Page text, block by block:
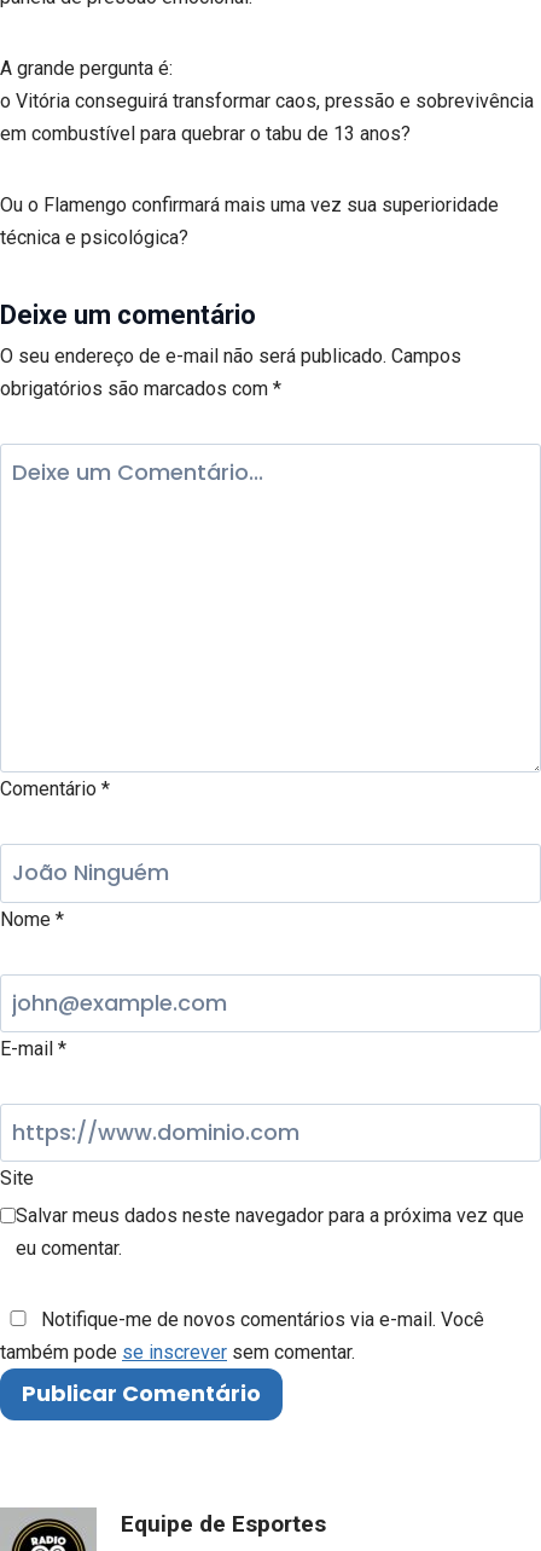
A grande pergunta é:
o Vitória conseguirá transformar caos, pressão e sobrevivência
em combustível para quebrar o tabu de 13 anos?
Ou o Flamengo confirmará mais uma vez sua superioridade
técnica e psicológica?
Deixe um comentário
O seu endereço de e-mail não será publicado. Campos
obrigatórios são marcados com *
Comentário *
Nome *
E-mail *
Site
Salvar meus dados neste navegador para a próxima vez que
eu comentar.
Notifique-me de novos comentários via e-mail. Você
também pode se inscrever sem comentar.
Equipe de Esportes